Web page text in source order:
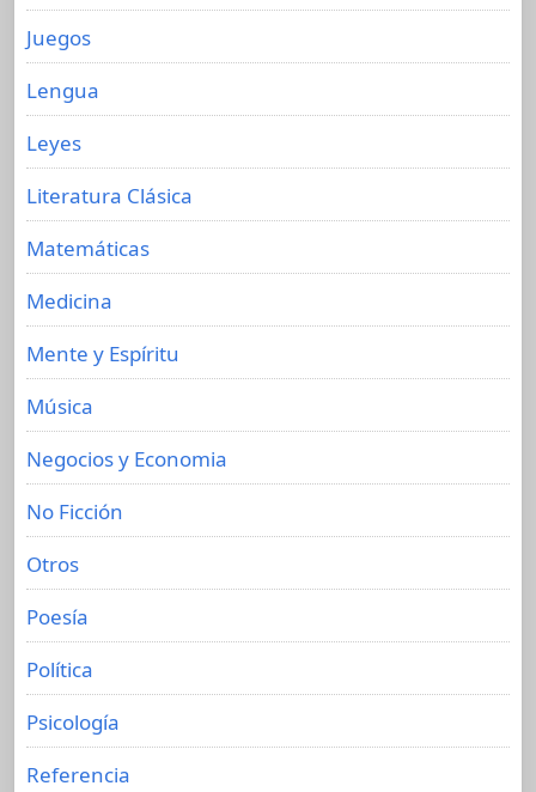
Juegos
Lengua
Leyes
Literatura Clásica
Matemáticas
Medicina
Mente y Espíritu
Música
Negocios y Economia
No Ficción
Otros
Poesía
Política
Psicología
Referencia